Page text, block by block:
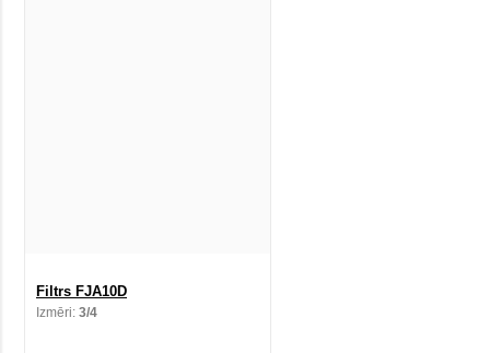
Filtrs FJA10D
Izmēri: 3/4